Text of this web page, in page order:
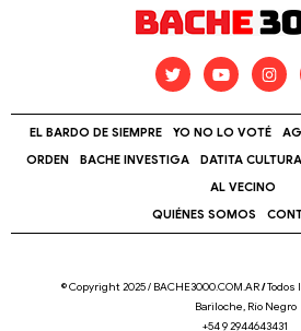
EL BARDO DE SIEMPRE YO NO LO VOTÉ
ORDEN
BACHE INVESTIGA DATITA
AL VECINO
QUIÉNES SOMOS
© Copyright 2025 / BACHE3000.COM.AR/Todos
Bariloche, Río Negro
+54 9 2944643431